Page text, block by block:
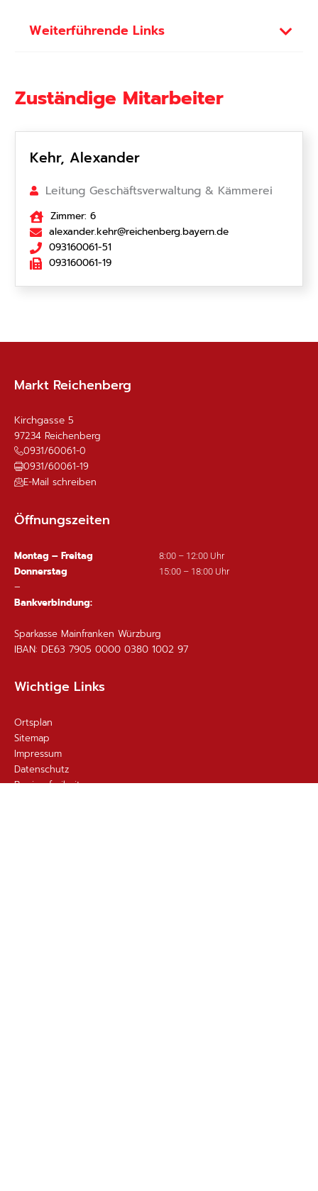
Weiterführende Links
Zuständige Mitarbeiter
Kehr, Alexander
Leitung Geschäftsverwaltung & Kämmerei
Zimmer: 6
alexander.kehr@reichenberg.bayern.de
093160061-51
093160061-19
Markt Reichenberg
Kirchgasse 5
97234 Reichenberg
0931/60061-0
0931/60061-19
E-Mail schreiben
Öffnungszeiten
Montag – Freitag 8:00 – 12:00 Uhr
Donnerstag 15:00 – 18:00 Uhr
–
Bankverbindung:
Sparkasse Mainfranken Würzburg
IBAN: DE63 7905 0000 0380 1002 97
Wichtige Links
Ortsplan
Sitemap
Impressum
Datenschutz
Barrierefreiheit